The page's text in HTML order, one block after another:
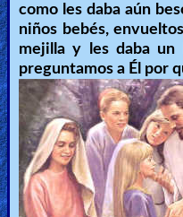
como les daba aún
niños bebés,
mejilla y les daba un
preguntamos a Él por